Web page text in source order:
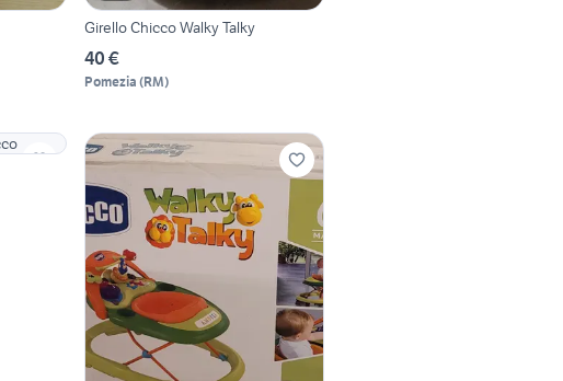
Girello Chicco Walky Talky
40 €
Pomezia (RM)